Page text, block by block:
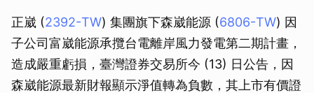
正崴 (2392-TW) 集團旗下森崴能源 (6806-TW) 因
子公司富崴能源承攬台電離岸風力發電第二期計畫，
造成嚴重虧損，臺灣證券交易所今 (13) 日公告，因
森崴能源最新財報顯示淨值轉為負數，其上市有價證